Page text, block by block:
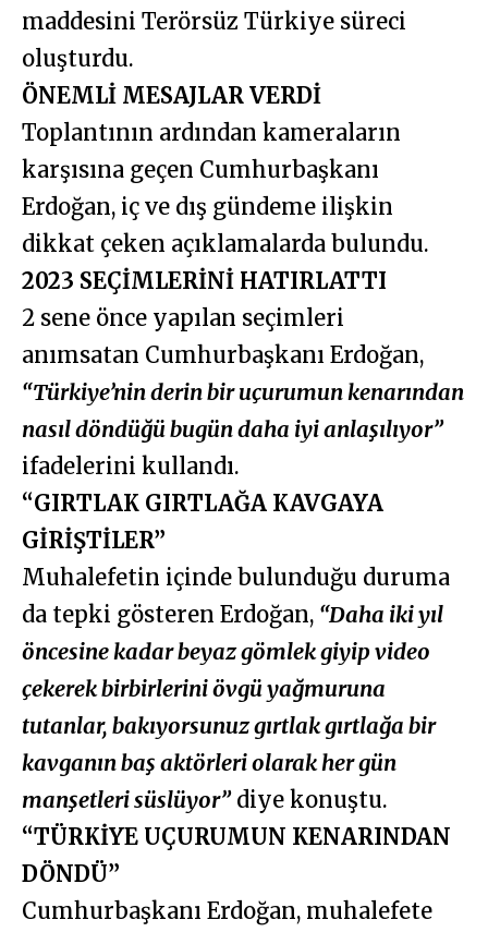
maddesini Terörsüz Türkiye süreci
oluşturdu.
ÖNEMLİ MESAJLAR VERDİ
Toplantının ardından kameraların
karşısına geçen Cumhurbaşkanı
Erdoğan, iç ve dış gündeme ilişkin
dikkat çeken açıklamalarda bulundu.
2023 SEÇİMLERİNİ HATIRLATTI
2 sene önce yapılan seçimleri
anımsatan Cumhurbaşkanı Erdoğan,
“Türkiye’nin derin bir uçurumun kenarından
nasıl döndüğü bugün daha iyi anlaşılıyor”
ifadelerini kullandı.
“GIRTLAK GIRTLAĞA KAVGAYA
GİRİŞTİLER”
Muhalefetin içinde bulunduğu duruma
da tepki gösteren Erdoğan, “Daha iki yıl
öncesine kadar beyaz gömlek giyip video
çekerek birbirlerini övgü yağmuruna
tutanlar, bakıyorsunuz gırtlak gırtlağa bir
kavganın baş aktörleri olarak her gün
manşetleri süslüyor”diye konuştu.
“TÜRKİYE UÇURUMUN KENARINDAN
DÖNDÜ”
Cumhurbaşkanı Erdoğan, muhalefete